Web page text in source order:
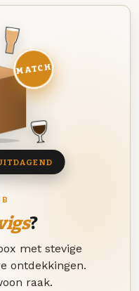
?
met stevige
ontdekkingen.
raak.
MATCH